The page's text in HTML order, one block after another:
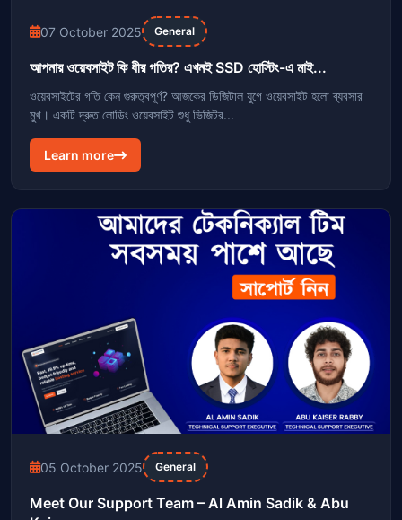
07 October 2025 General
আপনার ওয়েবসাইট কি ধীর গতির? এখনই SSD হোস্টিং-এ মাই...
ওয়েবসাইটের গতি কেন গুরুত্বপূর্ণ? আজকের ডিজিটাল যুগে ওয়েবসাইট হলো ব্যবসার
মুখ। একটি দ্রুত লোডিং ওয়েবসাইট শুধু ভিজিটর...
Learn more
05 October 2025 General
Meet Our Support Team – Al Amin Sadik & Abu